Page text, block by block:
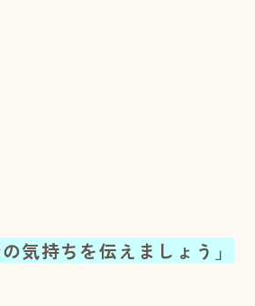
気持ちを伝えましょう」